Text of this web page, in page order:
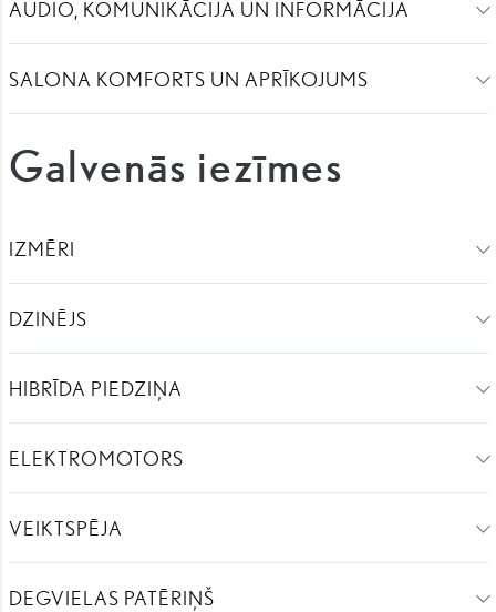
AUDIO, KOMUNIKĀCIJA UN INFORMĀCIJA
SALONA KOMFORTS UN APRĪKOJUMS
Galvenās iezīmes
IZMĒRI
DZINĒJS
HIBRĪDA PIEDZIŅA
ELEKTROMOTORS
VEIKTSPĒJA
DEGVIELAS PATĒRIŅŠ